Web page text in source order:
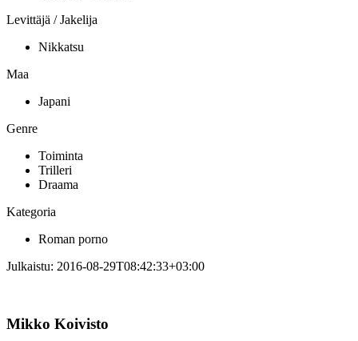
Levittäjä / Jakelija
Nikkatsu
Maa
Japani
Genre
Toiminta
Trilleri
Draama
Kategoria
Roman porno
Julkaistu: 2016-08-29T08:42:33+03:00
Mikko Koivisto